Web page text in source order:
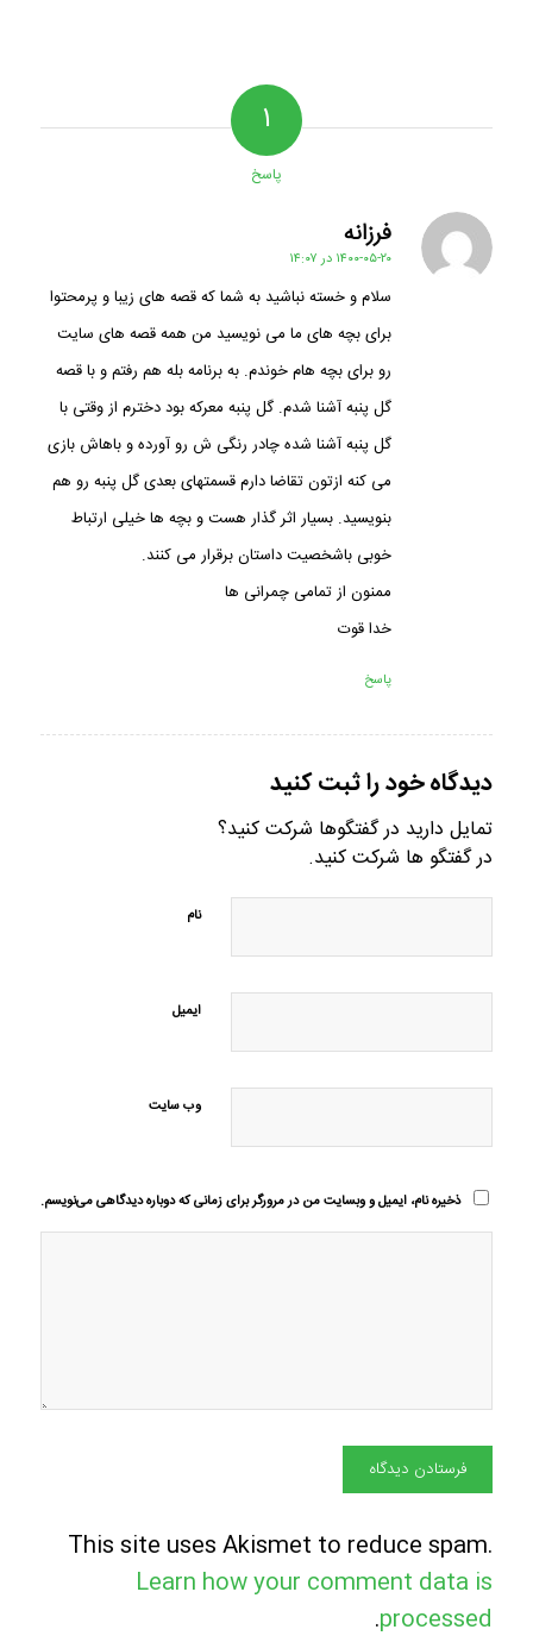
۱
پاسخ
فرزانه
گفته:
۱۴۰۰-۰۵-۲۰ در ۱۴:۰۷
سلام و خسته نباشید به شما که قصه های زیبا و پرمحتوا
برای بچه های ما می نویسید من همه قصه های سایت
رو برای بچه هام خوندم. به برنامه بله هم رفتم و با قصه
گل پنبه آشنا شدم. گل پنبه معرکه بود دخترم از وقتی با
گل پنبه آشنا شده چادر رنگی ش رو آورده و باهاش بازی
می کنه ازتون تقاضا دارم قسمتهای بعدی گل پنبه رو هم
بنویسید. بسیار اثر گذار هست و بچه ها خیلی ارتباط
خوبی باشخصیت داستان برقرار می کنند.
ممنون از تمامی چمرانی ها
خدا قوت
پاسخ
دیدگاه خود را ثبت کنید
تمایل دارید در گفتگوها شرکت کنید؟
در گفتگو ها شرکت کنید.
نام
ایمیل
وب‌ سایت
ذخیره نام، ایمیل و وبسایت من در مرورگر برای زمانی که دوباره دیدگاهی می‌نویسم.
This site uses Akismet to reduce spam.
Learn how your comment data is
processed
.